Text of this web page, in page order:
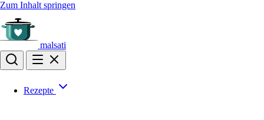
Zum Inhalt springen
malsati
Rezepte